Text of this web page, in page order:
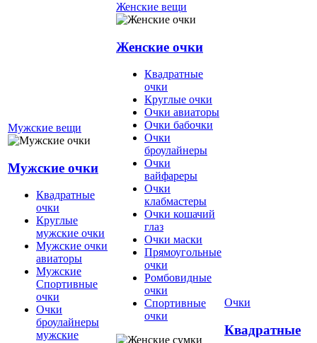
Мужские вещи
Мужские очки
Квадратные
очки
Круглые
мужские очки
Мужские очки
авиаторы
Мужские
Спортивные
очки
Очки
броулайнеры
мужские
Женские вещи
Женские очки
Квадратные
очки
Круглые очки
Очки авиаторы
Очки бабочки
Очки
броулайнеры
Очки
вайфареры
Очки
клабмастеры
Очки кошачий
глаз
Очки маски
Прямоугольные
очки
Ромбовидные
очки
Спортивные
очки
Очки
Квадратные